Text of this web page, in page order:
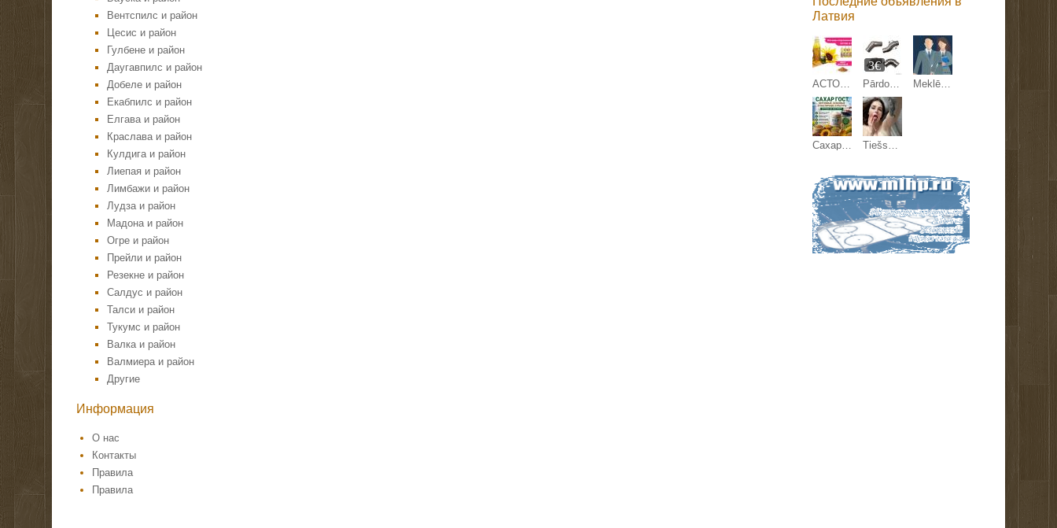
Вентспилс и район
Цесис и район
Гулбене и район
Даугавпилс и район
Добеле и район
Екабпилс и район
Елгава и район
Краслава и район
Кулдига и район
Лиепая и район
Лимбажи и район
Лудза и район
Мадона и район
Огре и район
Прейли и район
Резекне и район
Салдус и район
Талси и район
Тукумс и район
Валка и район
Валмиера и район
Другие
Информация
О нас
Контакты
Правила
Правила
Латвия
АСТОН - Оптовые продажи подсолнечного масла от завода. Экспорт Pārdodam margu detaļas.
3€
Meklējam kandidātu Anglijas uzņēmuma pārstāvniecības direktora amatam Latvijā.
Сахар ГОСТ, зерновые, бобовые и масличные культуры оптом Tiešsaistes sekss